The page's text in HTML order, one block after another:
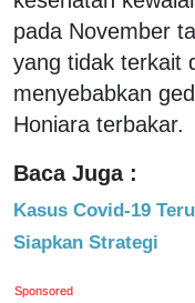
pada November
yang tidak terkait
menyebabkan
Honiara terbakar.
Baca Juga :
Kasus Covid-19
Siapkan Strategi
Sponsored